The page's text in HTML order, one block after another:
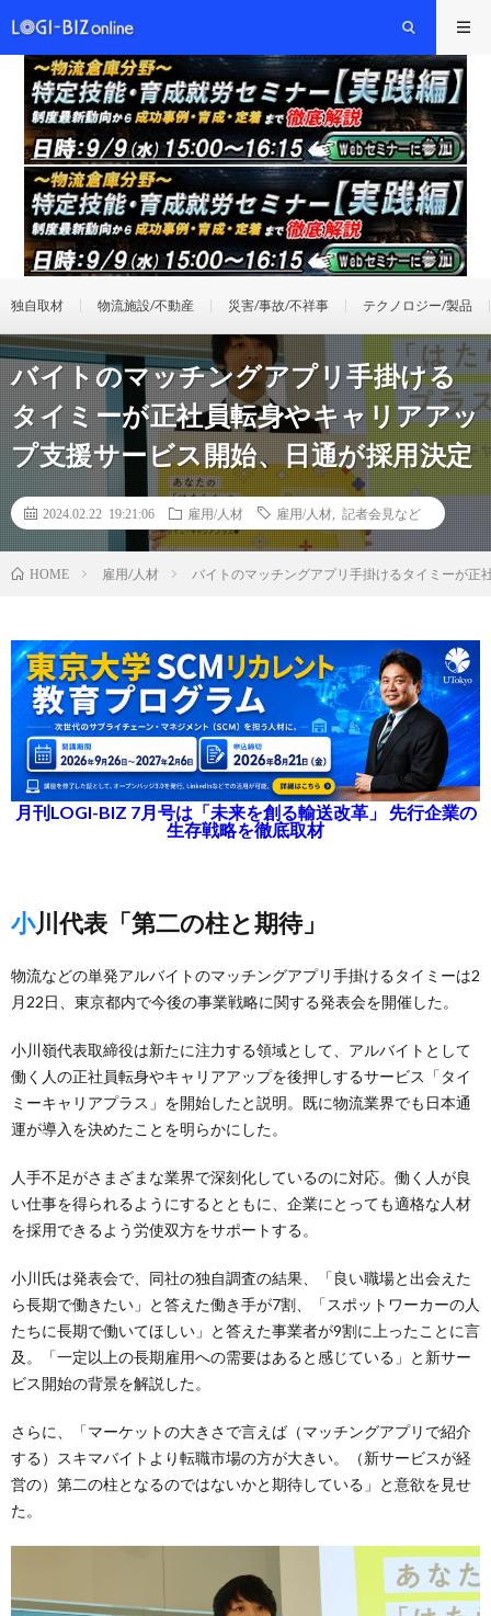
独自取材 物流施設/不動産 災害/事故/不祥事 テクノロジー/製品
バイトのマッチングアプリ手掛ける
タイミーが正社員転身やキャリアアッ
プ支援サービス開始、日通が採用決定
2024.02.22 19:21:06 雇用/人材 雇用/人材 記者会見など
HOME 雇用/人材 バイトのマッチングアプリ手掛けるタイミーが正
月刊LOGI-BIZ 7月号は「未来を創る輸送改革」 先行企業の
生存戦略を徹底取材
小川代表「第二の柱と期待」
物流などの単発アルバイトのマッチングアプリ手掛けるタイミーは2
月22日、東京都内で今後の事業戦略に関する発表会を開催した。
小川嶺代表取締役は新たに注力する領域として、アルバイトとして
働く人の正社員転身やキャリアアップを後押しするサービス「タイ
ミーキャリアプラス」を開始したと説明。既に物流業界でも日本通
運が導入を決めたことを明らかにした。
人手不足がさまざまな業界で深刻化しているのに対応。働く人が良
い仕事を得られるようにするとともに、企業にとっても適格な人材
を採用できるよう労使双方をサポートする。
小川氏は発表会で、同社の独自調査の結果、「良い職場と出会えた
ら長期で働きたい」と答えた働き手が7割、「スポットワーカーの人
たちに長期で働いてほしい」と答えた事業者が9割に上ったことに言
及。「一定以上の長期雇用への需要はあると感じている」と新サー
ビス開始の背景を解説した。
さらに、「マーケットの大きさで言えば（マッチングアプリで紹介
する）スキマバイトより転職市場の方が大きい。（新サービスが経
営の）第二の柱となるのではないかと期待している」と意欲を見せ
た。